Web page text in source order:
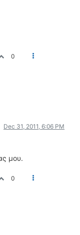
0
Dec 31, 2011, 6:06 PM
μου.
0